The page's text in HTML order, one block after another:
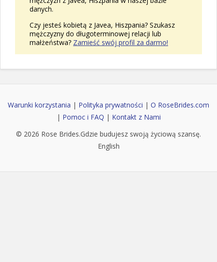
danych.
Czy jesteś kobietą z Javea, Hiszpania? Szukasz
mężczyzny do długoterminowej relacji lub
małżeństwa? Zamieść swój profil za darmo!
Warunki korzystania | Polityka prywatności | O RoseBrides.com
| Pomoc i FAQ | Kontakt z Nami
© 2026 Rose Brides.Gdzie budujesz swoją życiową szansę.
English